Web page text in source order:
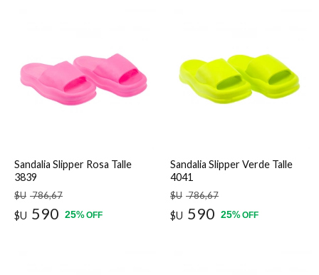
Sandalia Slipper Rosa Talle
3839
$U 786,67
$U 590 25%OFF
Sandalia Slipper Verde Talle
4041
$U 786,67
$U 590 25%OFF